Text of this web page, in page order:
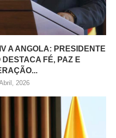
A ANGOLA: PRESIDENTE
FÉ, PAZ E
2026